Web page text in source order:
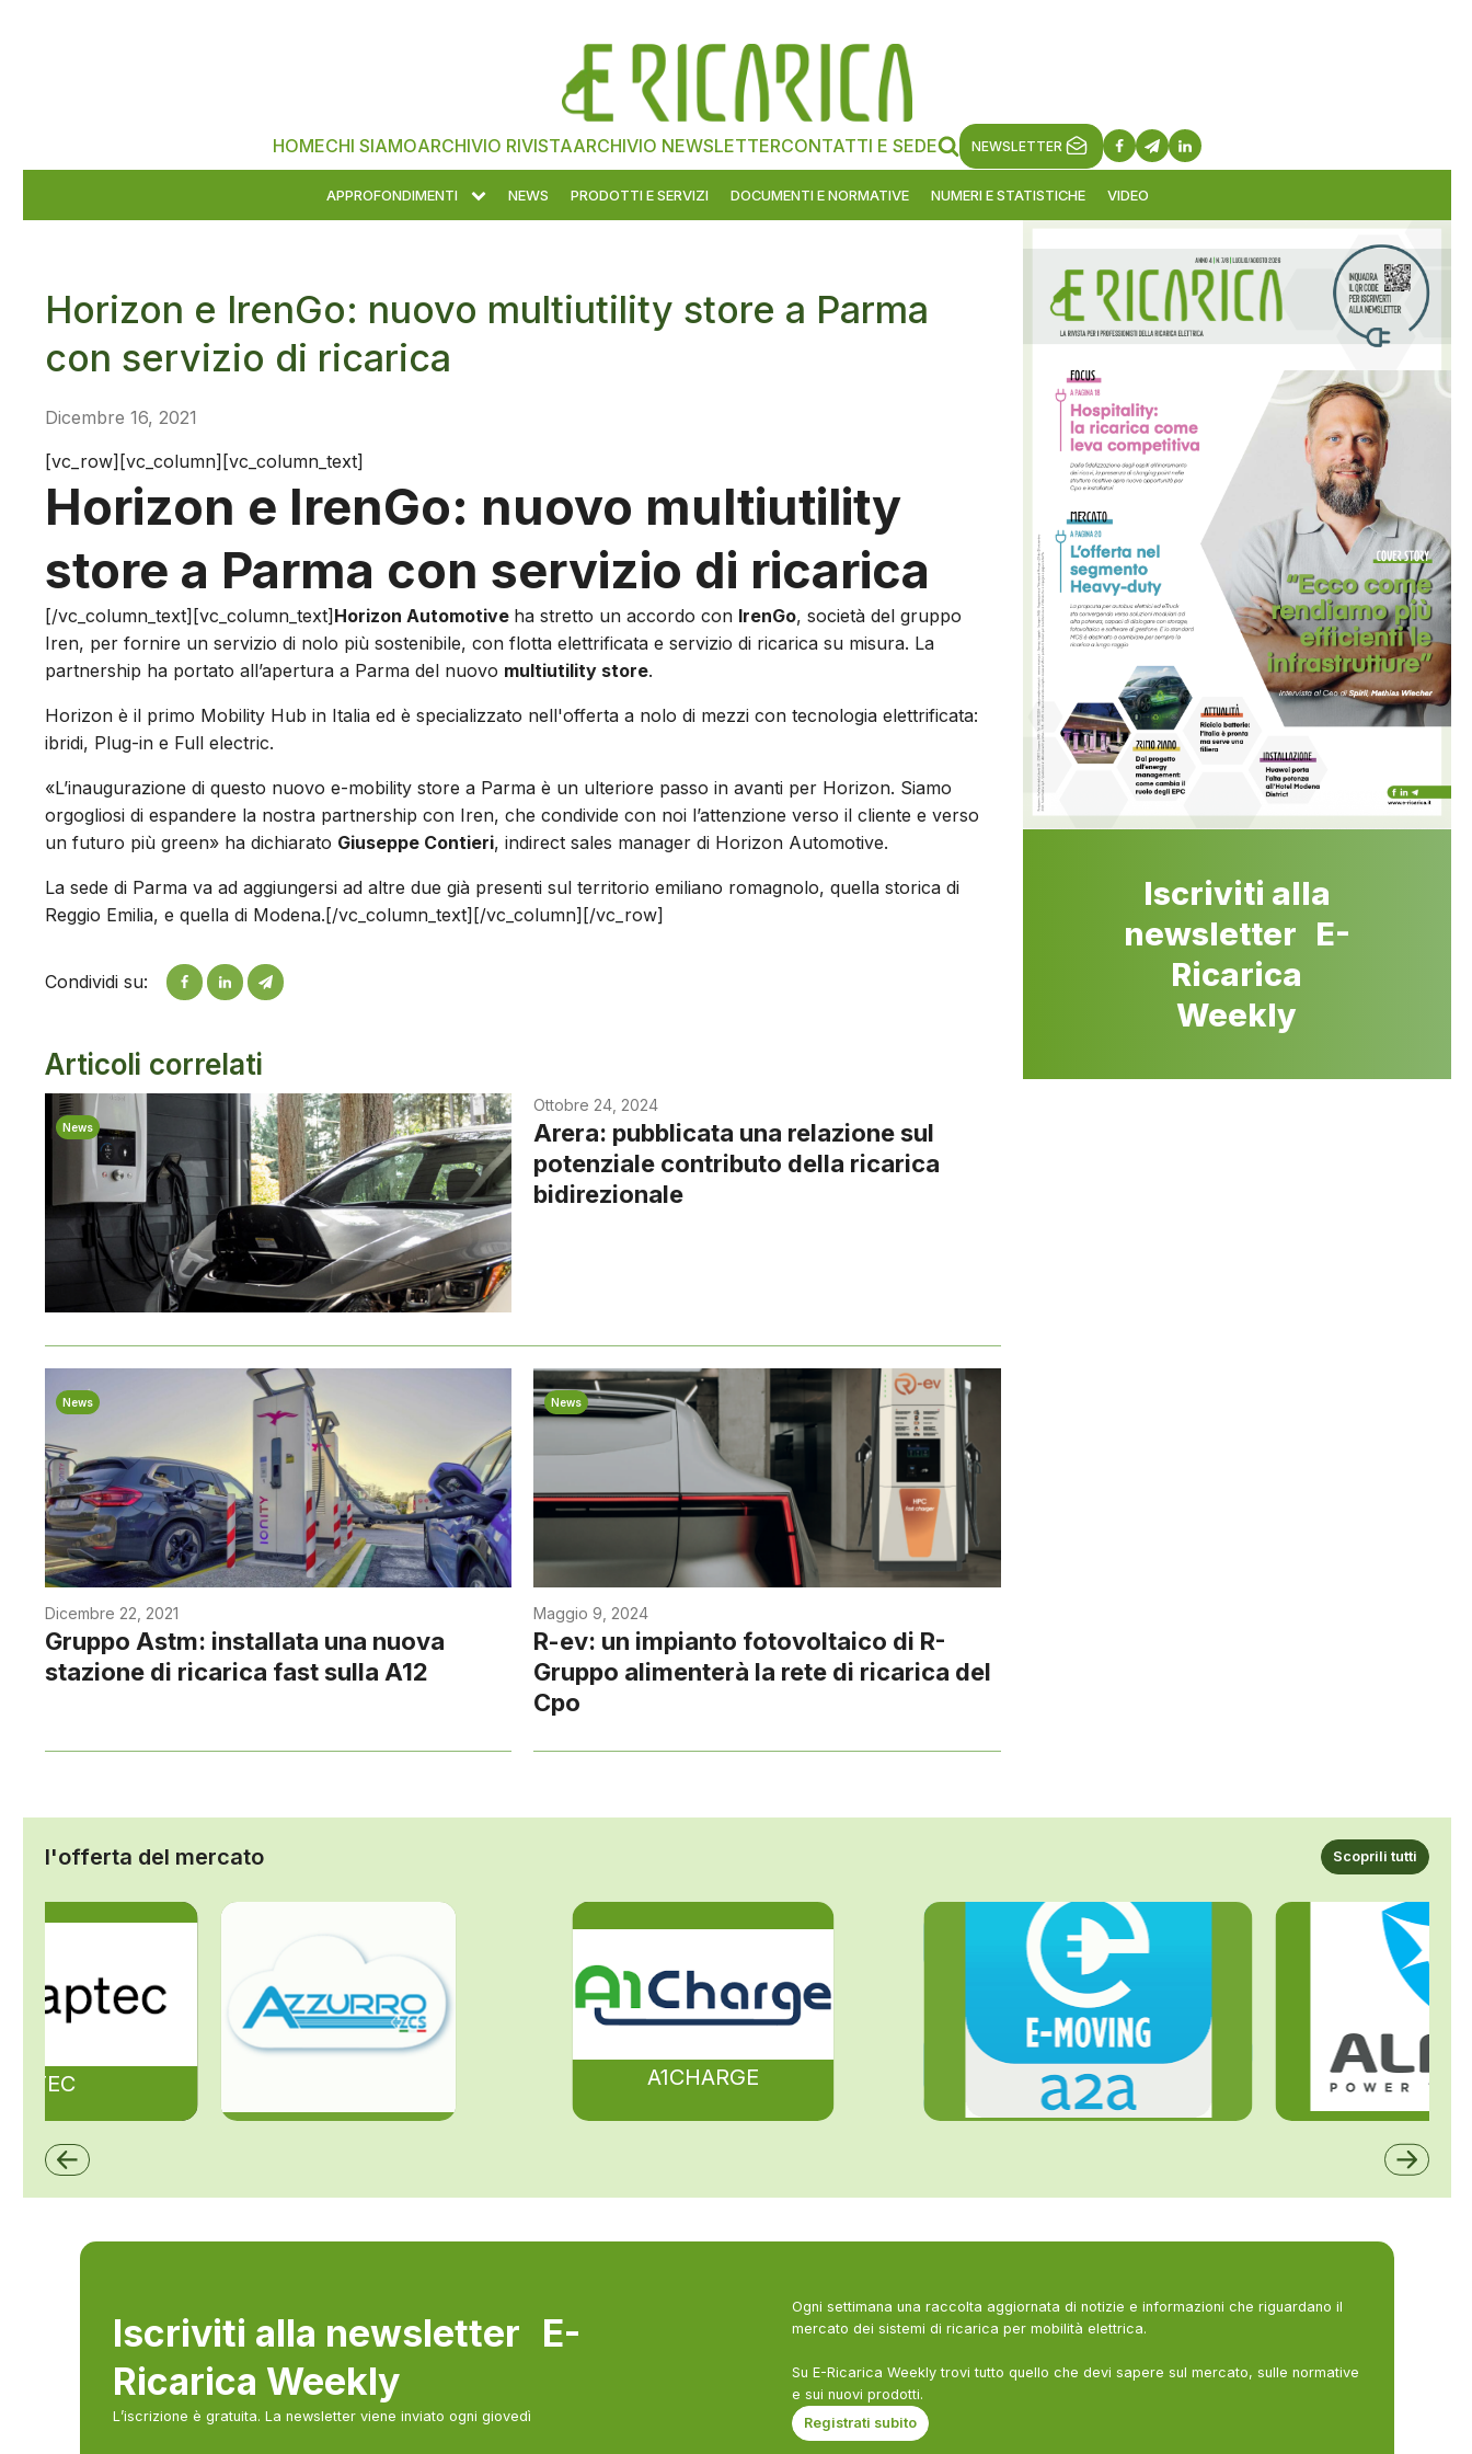
HOMECHI SIAMOARCHIVIO RIVISTAARCHIVIO NEWSLETTERCONTATTI E SEDE NEWSLETTER
APPROFONDIMENTI NEWS PRODOTTI E SERVIZI DOCUMENTI E NORMATIVE NUMERI E STATISTICHE VIDEO
Horizon e IrenGo: nuovo multiutility store a Parma
con servizio di ricarica
Dicembre 16, 2021
[vc_row][vc_column][vc_column_text]
Horizon e IrenGo: nuovo multiutility
store a Parma con servizio di ricarica
[/vc_column_text][vc_column_text] Horizon Automotive ha stretto un accordo con IrenGo, società del gruppo
Iren, per fornire un servizio di nolo più sostenibile, con flotta elettrificata e servizio di ricarica su misura. La
partnership ha portato all’apertura a Parma del nuovo multiutility store.
Horizon è il primo Mobility Hub in Italia ed è specializzato nell'offerta a nolo di mezzi con tecnologia elettrificata:
ibridi, Plug-in e Full electric.
«L’inaugurazione di questo nuovo e-mobility store a Parma è un ulteriore passo in avanti per Horizon. Siamo
orgogliosi di espandere la nostra partnership con Iren, che condivide con noi l’attenzione verso il cliente e verso
un futuro più green» ha dichiarato Giuseppe Contieri, indirect sales manager di Horizon Automotive.
La sede di Parma va ad aggiungersi ad altre due già presenti sul territorio emiliano romagnolo, quella storica di
Reggio Emilia, e quella di Modena.[/vc_column_text][/vc_column][/vc_row]
Condividi su:
Articoli correlati
News
Ottobre 24, 2024
Arera: pubblicata una relazione sul
potenziale contributo della ricarica
bidirezionale
News
Dicembre 22, 2021
Gruppo Astm: installata una nuova
stazione di ricarica fast sulla A12
News
Maggio 9, 2024
R-ev: un impianto fotovoltaico di R-
Gruppo alimenterà la rete di ricarica del
Cpo
Iscriviti alla
newsletter E-
Ricarica
Weekly
l'offerta del mercato Scoprili tutti
A1CHARGE
ZCS Azzurro
Iscriviti alla newsletter E-
Ricarica Weekly
L’iscrizione è gratuita. La newsletter viene inviato ogni giovedì
Ogni settimana una raccolta aggiornata di notizie e informazioni che riguardano il
mercato dei sistemi di ricarica per mobilità elettrica.
Su E-Ricarica Weekly trovi tutto quello che devi sapere sul mercato, sulle normative
e sui nuovi prodotti.
Registrati subito